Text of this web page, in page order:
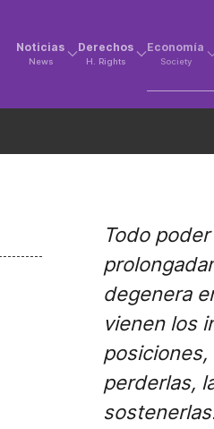
Noticias
News
Derechos
H. Rights
Economía
Society
Todo
degenera
vienen los
perderlas,